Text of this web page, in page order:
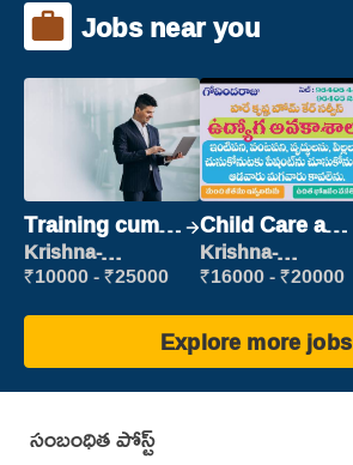
Jobs near you
Training cum
Placement
Krishna-
vijayawada
₹10000 - ₹25000
Child Care and
Patient care
Krishna-
vijayawada
₹16000 - ₹20000
Explore more jobs
సంబంధిత పోస్ట్